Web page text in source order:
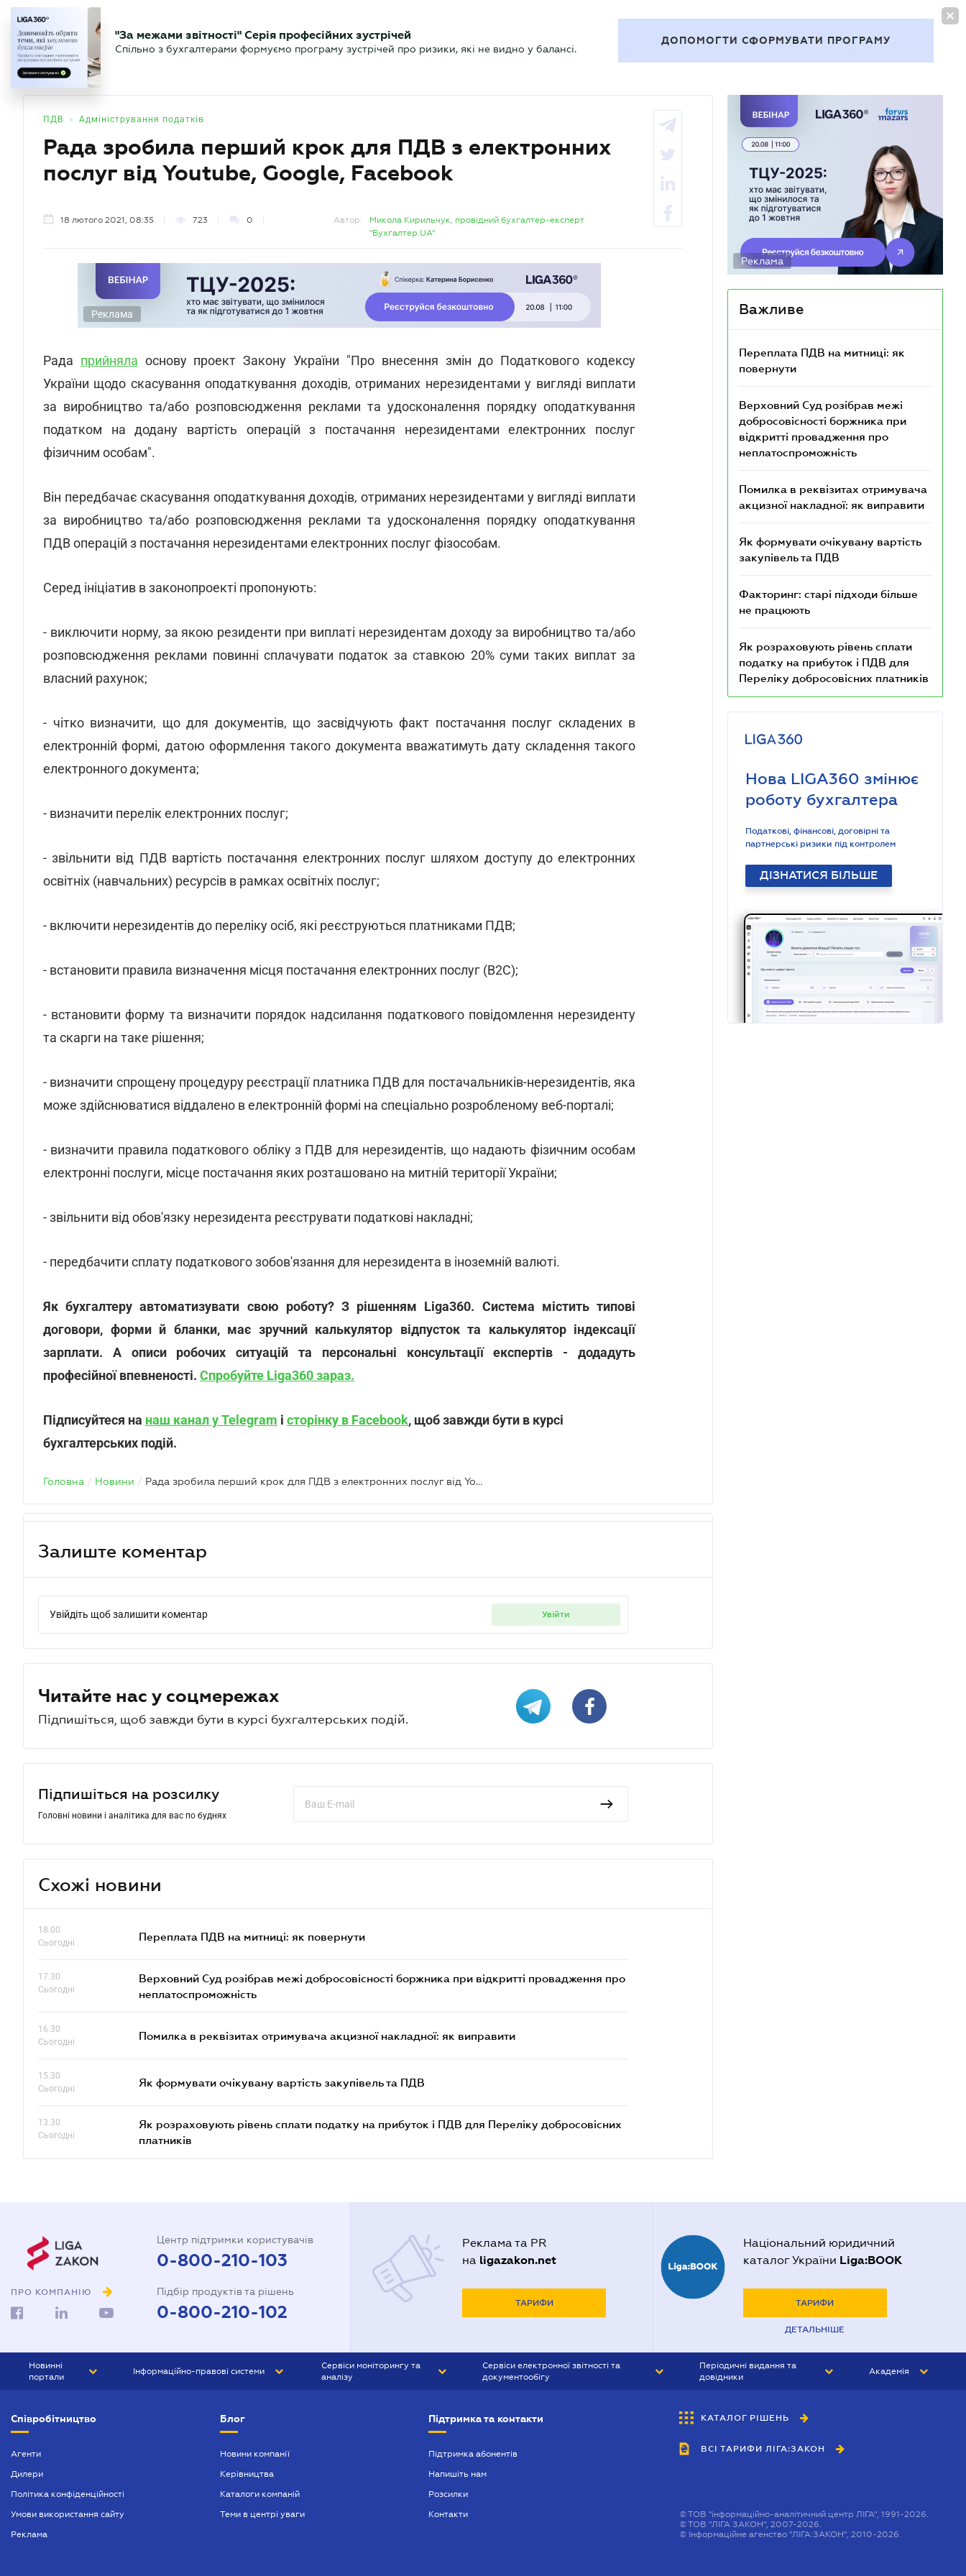
БУХГАЛТЕР Новини Аналітика Календар Актуально
"За межами звітності" Серія професійних зустрічей
Спільно з бухгалтерами формуємо програму зустрічей про ризики, які не видно у балансі.
ДОПОМОГТИ СФОРМУВАТИ ПРОГРАМУ
ПДВ • Адміністрування податків
Рада зробила перший крок для ПДВ з електронних
послуг від Youtube, Google, Facebook
18 лютого 2021, 08:35 723 0 Автор:
Микола Кирильчук, провідний бухгалтер-експерт
"Бухгалтер.UA"
Реклама
Рада прийняла основу проект Закону України "Про внесення змін до Податкового кодексу
України щодо скасування оподаткування доходів, отриманих нерезидентами у вигляді виплати
за виробництво та/або розповсюдження реклами та удосконалення порядку оподаткування
податком на додану вартість операцій з постачання нерезидентами електронних послуг
фізичним особам".
Він передбачає скасування оподаткування доходів, отриманих нерезидентами у вигляді виплати
за виробництво та/або розповсюдження реклами та удосконалення порядку оподаткування
ПДВ операцій з постачання нерезидентами електронних послуг фізособам.
Серед ініціатив в законопроекті пропонують:
- виключити норму, за якою резиденти при виплаті нерезидентам доходу за виробництво та/або
розповсюдження реклами повинні сплачувати податок за ставкою 20% суми таких виплат за
власний рахунок;
- чітко визначити, що для документів, що засвідчують факт постачання послуг складених в
електронній формі, датою оформлення такого документа вважатимуть дату складення такого
електронного документа;
- визначити перелік електронних послуг;
- звільнити від ПДВ вартість постачання електронних послуг шляхом доступу до електронних
освітніх (навчальних) ресурсів в рамках освітніх послуг;
- включити нерезидентів до переліку осіб, які реєструються платниками ПДВ;
- встановити правила визначення місця постачання електронних послуг (B2C);
- встановити форму та визначити порядок надсилання податкового повідомлення нерезиденту
та скарги на таке рішення;
- визначити спрощену процедуру реєстрації платника ПДВ для постачальників-нерезидентів, яка
може здійснюватися віддалено в електронній формі на спеціально розробленому веб-порталі;
- визначити правила податкового обліку з ПДВ для нерезидентів, що надають фізичним особам
електронні послуги, місце постачання яких розташовано на митній території України;
- звільнити від обов'язку нерезидента реєструвати податкові накладні;
- передбачити сплату податкового зобов'язання для нерезидента в іноземній валюті.
Як бухгалтеру автоматизувати свою роботу? З рішенням Liga360. Система містить типові
договори, форми й бланки, має зручний калькулятор відпусток та калькулятор індексації
зарплати. А описи робочих ситуацій та персональні консультації експертів - додадуть
професійної впевненості. Спробуйте Liga360 зараз.
Підписуйтеся на наш канал у Telegram і сторінку в Facebook, щоб завжди бути в курсі
бухгалтерських подій.
Головна / Новини / Рада зробила перший крок для ПДВ з електронних послуг від Youtube, Google, Facebook
Залиште коментар
Увійдіть щоб залишити коментар увійти
Читайте нас у соцмережах
Підпишіться, щоб завжди бути в курсі бухгалтерських подій.
Підпишіться на розсилку
Головні новини і аналітика для вас по буднях
Схожі новини
18.00
Сьогодні
Переплата ПДВ на митниці: як повернути
17.30
Сьогодні
Верховний Суд розібрав межі добросовісності боржника при відкритті провадження про
неплатоспроможність
16.30
Сьогодні
Помилка в реквізитах отримувача акцизної накладної: як виправити
15.30
Сьогодні
Як формувати очікувану вартість закупівель та ПДВ
13.30
Сьогодні
Як розраховують рівень сплати податку на прибуток і ПДВ для Переліку добросовісних
платників
Реклама
Важливе
Переплата ПДВ на митниці: як
повернути
Верховний Суд розібрав межі
добросовісності боржника при
відкритті провадження про
неплатоспроможність
Помилка в реквізитах отримувача
акцизної накладної: як виправити
Як формувати очікувану вартість
закупівель та ПДВ
Факторинг: старі підходи більше
не працюють
Як розраховують рівень сплати
податку на прибуток і ПДВ для
Переліку добросовісних платників
Нова LIGA360 змінює
роботу бухгалтера
Податкові, фінансові, договірні та
партнерські ризики під контролем
ДІЗНАТИСЯ БІЛЬШЕ
ПРО КОМПАНІЮ
Центр підтримки користувачів
0-800-210-103
Підбір продуктів та рішень
0-800-210-102
Реклама та PR
на ligazakon.net
ТАРИФИ
Національний юридичний
каталог України Liga:BOOK
ТАРИФИ
ДЕТАЛЬНІШЕ
Новинні
портали
БІЗНЕС
Інформаційно-правові системи
БУХГАЛТЕР ПРОФ
Сервіси моніторингу та
аналізу
Сервіси електронної звітності та
документообігу
Періодичні видання та
довідники
БУХГАЛТЕР&ЗАКОН
ВІСНИК МСФЗ
Академія
Співробітництво
Агенти
Дилери
Політика конфіденційності
Умови використання сайту
Реклама
Блог
Новини компанії
Керівництва
Каталоги компаній
Теми в центрі уваги
Підтримка та контакти
Підтримка абонентів
Напишіть нам
Розсилки
Контакти
КАТАЛОГ РІШЕНЬ
ВСІ ТАРИФИ ЛІГА:ЗАКОН
©ТОВ "інформаційно-аналітичний центр ЛІГА", 1991-2026.
©ТОВ "ЛІГА ЗАКОН", 2007-2026.
© Інформаційне агенство "ЛІГА:ЗАКОН", 2010-2026.